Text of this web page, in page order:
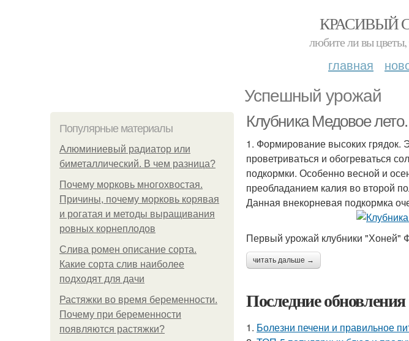
КРАСИВЫЙ
любите ли вы
главная
Успешный урожай
Популярные материалы
Алюминиевый радиатор или
биметаллический. В чем разница?
Почему морковь многохвостая.
Причины, почему морковь корявая
и рогатая и методы выращивания
ровных корнеплодов
Слива ромен описание сорта.
Какие сорта слив наиболее
подходят для дачи
Растяжки во время беременности.
Почему при беременности
появляются растяжки?
Клубника Медовое
1. Формирование высоких грядок.
проветриваться и обогреваться
подкормки. Особенно весной и
преобладанием калия во второй
Данная внекорневая подкормка
Первый урожай клубники "Хоней"
читать дальше →
Последние обновления
1. Болезни печени и правильное